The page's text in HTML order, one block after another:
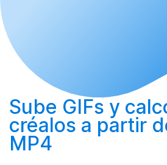
Sube GIFs y
créalos a partir
MP4